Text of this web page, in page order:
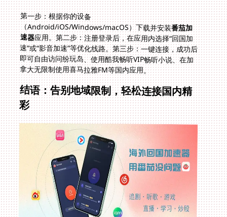
第一步：根据你的设备
（Android/iOS/Windows/macOS）下载并安装番茄加
速器应用。第二步：注册登录后，在应用内选择“回国加
速”或“影音加速”等优化线路。第三步：一键连接，成功后
即可自由访问纷玩岛、使用酷我畅听VIP畅听小说、在加
拿大无限制使用喜马拉雅FM等国内应用。
结语：告别地域限制，轻松连接国内精
彩